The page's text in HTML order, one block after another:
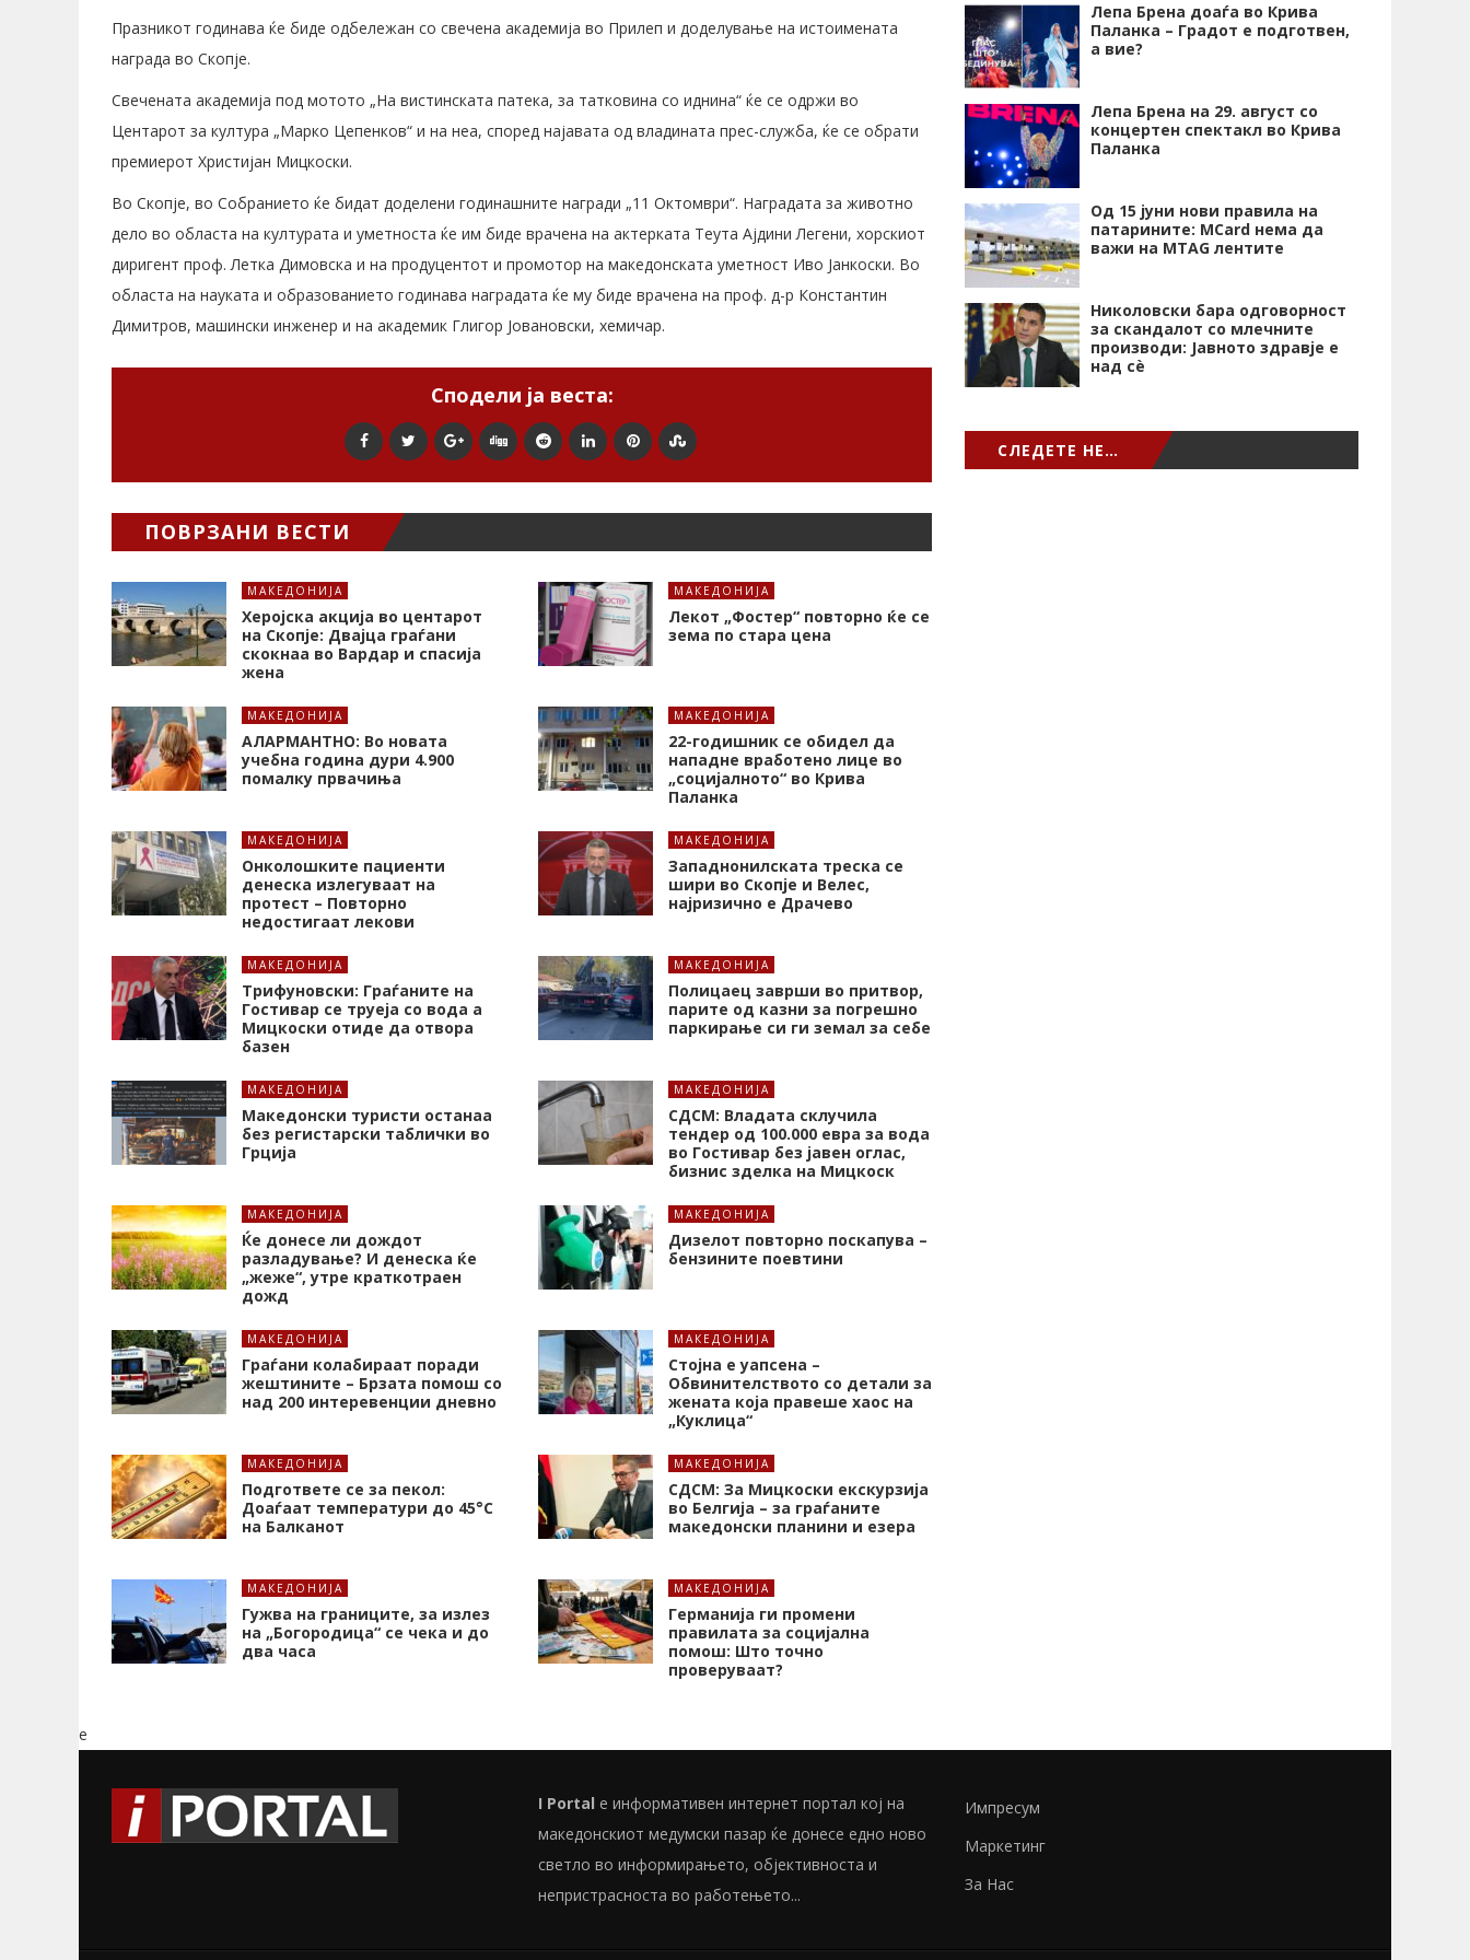
Празникот годинава ќе биде одбележан со свечена академија во Прилеп и доделување на истоимената
награда во Скопје.
Свечената академија под мотото „На вистинската патека, за татковина со иднина“ ќе се одржи во
Центарот за култура „Марко Цепенков“ и на неа, според најавата од владината прес-служба, ќе се обрати
премиерот Христијан Мицкоски.
Во Скопје, во Собранието ќе бидат доделени годинашните награди „11 Октомври“. Наградата за животно
дело во областа на културата и уметноста ќе им биде врачена на актерката Теута Ајдини Легени, хорскиот
диригент проф. Летка Димовска и на продуцентот и промотор на македонската уметност Иво Јанкоски. Во
областа на науката и образованието годинава наградата ќе му биде врачена на проф. д-р Константин
Димитров, машински инженер и на академик Глигор Јовановски, хемичар.
Сподели ја веста:
ПОВРЗАНИ ВЕСТИ
МАКЕДОНИЈА
Херојска акција во центарот
на Скопје: Двајца граѓани
скокнаа во Вардар и спасија
жена
МАКЕДОНИЈА
Лекот „Фостер“ повторно ќе се
зема по стара цена
МАКЕДОНИЈА
АЛАРМАНТНО: Во новата
учебна година дури 4.900
помалку првачиња
МАКЕДОНИЈА
22-годишник се обидел да
нападне вработено лице во
„социјалното“ во Крива
Паланка
МАКЕДОНИЈА
Онколошките пациенти
денеска излегуваат на
протест – Повторно
недостигаат лекови
МАКЕДОНИЈА
Западнонилската треска се
шири во Скопје и Велес,
најризично е Драчево
МАКЕДОНИЈА
Трифуновски: Граѓаните на
Гостивар се труеја со вода а
Мицкоски отиде да отвора
базен
МАКЕДОНИЈА
Полицаец заврши во притвор,
парите од казни за погрешно
паркирање си ги земал за себе
МАКЕДОНИЈА
Македонски туристи останаа
без регистарски таблички во
Грција
МАКЕДОНИЈА
СДСМ: Владата склучила
тендер од 100.000 евра за вода
во Гостивар без јавен оглас,
бизнис зделка на Мицкоск
МАКЕДОНИЈА
Ќе донесе ли дождот
разладување? И денеска ќе
„жеже“, утре краткотраен
дожд
МАКЕДОНИЈА
Дизелот повторно поскапува –
бензините поевтини
МАКЕДОНИЈА
Граѓани колабираат поради
жештините – Брзата помош со
над 200 интеревенции дневно
МАКЕДОНИЈА
Стојна е уапсена –
Обвинителството со детали за
жената која правеше хаос на
„Куклица“
МАКЕДОНИЈА
Подгответе се за пекол:
Доаѓаат температури до 45°C
на Балканот
МАКЕДОНИЈА
СДСМ: За Мицкоски екскурзија
во Белгија – за граѓаните
македонски планини и езера
МАКЕДОНИЈА
Гужва на границите, за излез
на „Богородица“ се чека и до
два часа
МАКЕДОНИЈА
Германија ги промени
правилата за социјална
помош: Што точно
проверуваат?
Лепа Брена доаѓа во Крива
Паланка – Градот е подготвен,
а вие?
Лепа Брена на 29. август со
концертен спектакл во Крива
Паланка
Од 15 јуни нови правила на
патарините: MCard нема да
важи на MTAG лентите
Николовски бара одговорност
за скандалот со млечните
производи: Јавното здравје е
над сѐ
СЛЕДЕТЕ НЕ…
e
I Portal е информативен интернет портал кој на
македонскиот медумски пазар ќе донесе едно ново
светло во информирањето, објективноста и
непристрасноста во работењето...
Импресум
Маркетинг
За Нас